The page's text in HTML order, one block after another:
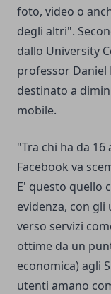
foto, video o
degli altri".
dallo University
professor Daniel
destinato a
mobile.
"Tra chi ha da
Facebook va
E' questo quello
evidenza, con
verso servizi
ottime da un
economica) agli
utenti amano